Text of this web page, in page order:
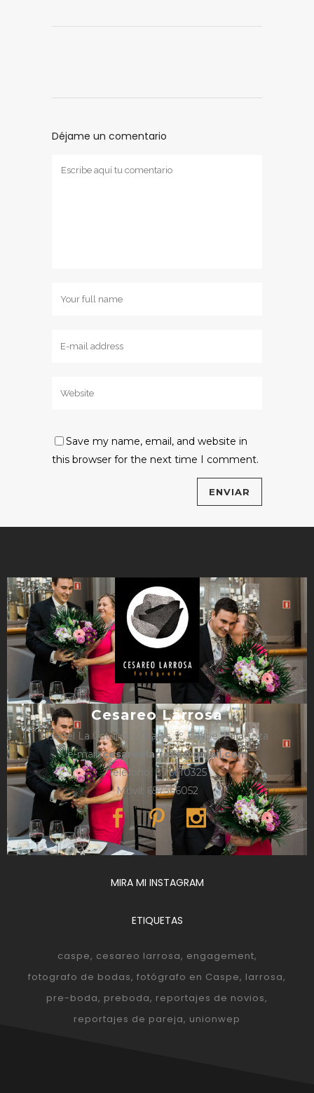
Déjame un comentario
Save my name, email, and website in
this browser for the next time I comment.
Cesareo Larrosa
Isabel La Católica 4, bajos, 1º, Caspe, Zaragoza
e-mail:cesareolarrosa@gmail.com
Teléfono: 876610325
Móvil: 657366052
MIRA MI INSTAGRAM
ETIQUETAS
caspe cesareo larrosa engagement
fotografo de bodas fotógrafo en Caspe larrosa
pre-boda preboda reportajes de novios
reportajes de pareja unionwep